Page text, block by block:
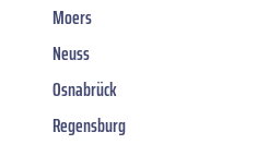
Moers
Neuss
Osnabrück
Regensburg